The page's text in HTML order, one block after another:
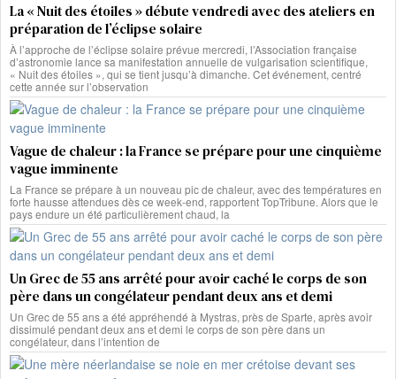
La « Nuit des étoiles » débute vendredi avec des ateliers en
préparation de l’éclipse solaire
À l’approche de l’éclipse solaire prévue mercredi, l’Association française
d’astronomie lance sa manifestation annuelle de vulgarisation scientifique,
« Nuit des étoiles », qui se tient jusqu’à dimanche. Cet événement, centré
cette année sur l’observation
Vague de chaleur : la France se prépare pour une cinquième
vague imminente
La France se prépare à un nouveau pic de chaleur, avec des températures en
forte hausse attendues dès ce week-end, rapportent TopTribune. Alors que le
pays endure un été particulièrement chaud, la
Un Grec de 55 ans arrêté pour avoir caché le corps de son
père dans un congélateur pendant deux ans et demi
Un Grec de 55 ans a été appréhendé à Mystras, près de Sparte, après avoir
dissimulé pendant deux ans et demi le corps de son père dans un
congélateur, dans l’intention de